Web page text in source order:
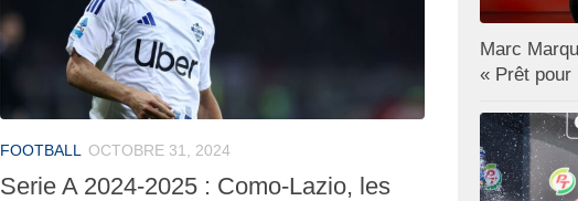
FOOTBALL OCTOBRE 31, 2024
Serie A 2024-2025 : Como-Lazio, les
Marc
« Prêt pour